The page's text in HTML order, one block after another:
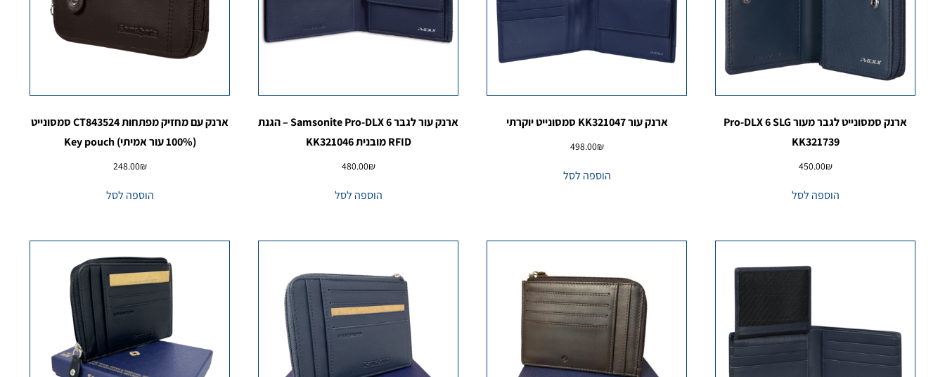
ארנק סמסונייט לגבר מעור Pro-DLX 6 SLG
KK321739
450.00₪
הוספה לסל
ארנק עור KK321047 סמסונייט יוקרתי
498.00₪
הוספה לסל
ארנק עור לגבר Samsonite Pro-DLX 6 – הגנת
RFID מובנית KK321046
480.00₪
הוספה לסל
ארנק עם מחזיק מפתחות CT843524 סמסונייט
(100% עור אמיתי) Key pouch
248.00₪
הוספה לסל